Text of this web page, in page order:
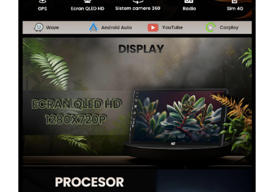
Rame adaptoare Nissan
Rame adaptoare Fiat
Rame adaptoare Hyundai
Rame adaptoare Chevrolet
Rame adaptoare Mitsubishi
Rame adaptoare Jeep